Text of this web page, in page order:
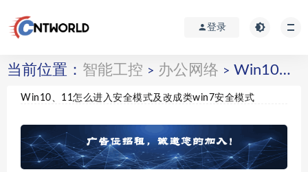
登录
当前位置： 智能工控 > 办公网络 > Win10、11怎么进入安全模式及改成类win7安全模式
Win10、11怎么进入安全模式及改成类win7安全模式